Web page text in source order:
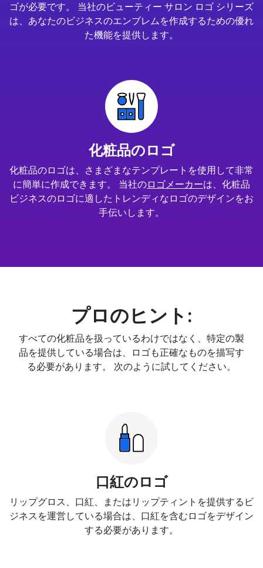
ゴが必要です。 当社のビューティー サロン ロゴ シリーズ
は、あなたのビジネスのエンブレムを作成するための優れ
た機能を提供します。
化粧品のロゴ
化粧品のロゴは、さまざまなテンプレートを使用して非常
に簡単に作成できます。 当社のロゴメーカーは、化粧品
ビジネスのロゴに適したトレンディなロゴのデザインをお
手伝いします。
プロのヒント:
すべての化粧品を扱っているわけではなく、特定の製
品を提供している場合は、ロゴも正確なものを描写す
る必要があります。 次のように試してください。
口紅のロゴ
リップグロス、口紅、またはリップティントを提供するビ
ジネスを運営している場合は、口紅を含むロゴをデザイン
する必要があります。